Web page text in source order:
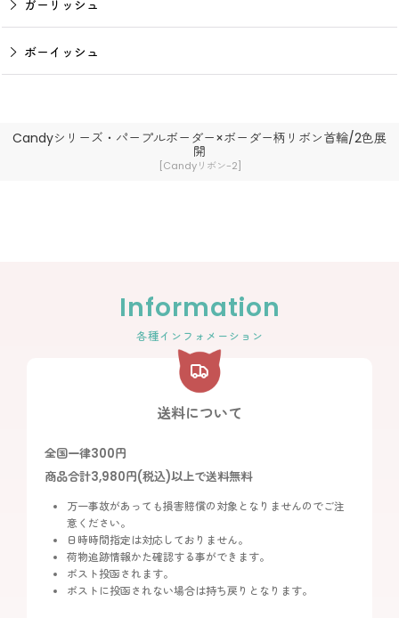
Candyシリーズ・パープルボーダー×ボーダー柄リボン首輪/2色展
開
[Candyリボン-2]
ガーリッシュ
ボーイッシュ
Information
各種インフォメーション
送料について
全国一律300円
商品合計3,980円(税込)以上で送料無料
万一事故があっても損害賠償の対象となりませんのでご注
意ください。
日時時間指定は対応しておりません。
荷物追跡情報かた確認する事ができます。
ポスト投函されます。
ポストに投函されない場合は持ち戻りとなります。